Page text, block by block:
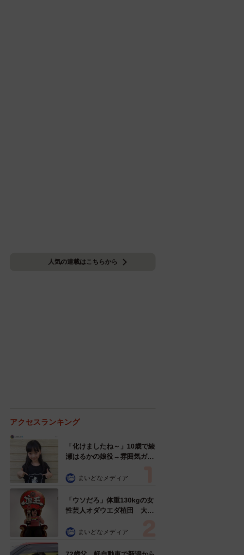
人気の連載はこちらから
アクセスランキング
「化けましたね～」10歳で綾
瀬はるかの娘役→雰囲気ガラ
雰囲気が」「宝塚に入れそ
まいどなメディア
「ウソだろ」体重130kgの女
性芸人オダウエダ植田 大学
で」 まいどなメディア